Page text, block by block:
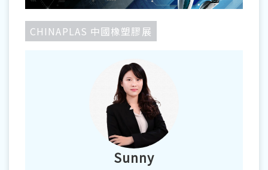
CHINAPLAS 中國橡塑膠展
Sunny